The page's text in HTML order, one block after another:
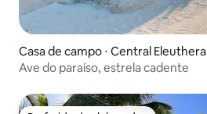
Casa de campo ⋅ Central Eleuthera
Ave do paraíso, estrela cadente